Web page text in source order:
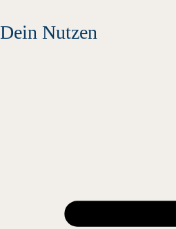
Dein Nutzen